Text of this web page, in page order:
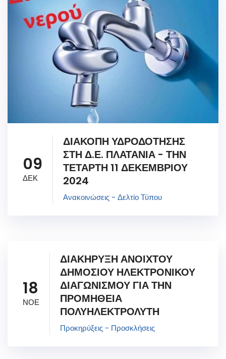
09
ΔΕΚ
ΔΙΑΚΟΠΗ ΥΔΡΟΔΟΤΗΣΗΣ
ΣΤΗ Δ.Ε. ΠΛΑΤΑΝΙΑ - ΤΗΝ
ΤΕΤΑΡΤΗ 11 ΔΕΚΕΜΒΡΙΟΥ
2024
Ανακοινώσεις - Δελτίο Τύπου
18
ΝΟΕ
ΔΙΑΚΗΡΥΞΗ ΑΝΟΙΧΤΟΥ
ΔΗΜΟΣΙΟΥ ΗΛΕΚΤΡΟΝΙΚΟΥ
ΔΙΑΓΩΝΙΣΜΟΥ ΓΙΑ ΤΗΝ
ΠΡΟΜΗΘΕΙΑ
ΠΟΛΥΗΛΕΚΤΡΟΛΥΤΗ
Προκηρύξεις - Προσκλήσεις